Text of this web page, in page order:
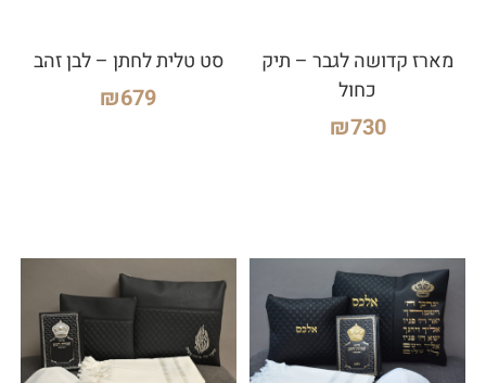
מארז קדושה לגבר – תיק
כחול
₪730
סט טלית לחתן – לבן זהב
₪679